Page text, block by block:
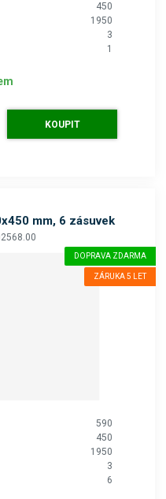
450
1950
3
1
KOUPIT
mm, 6 zásuvek
DOPRAVA ZDARMA
ZÁRUKA 5 LET
590
450
1950
3
6